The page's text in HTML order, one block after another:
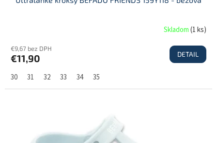
Skladom(1 ks)
€9,67 bez DPH
€11,90 DETAIL
30 31 32 33 34 35